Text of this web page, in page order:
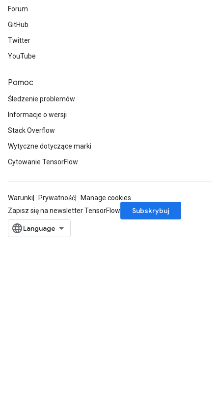
Forum
GitHub
Twitter
YouTube
Pomoc
Śledzenie problemów
Informacje o wersji
Stack Overflow
Wytyczne dotyczące marki
Cytowanie TensorFlow
Warunki Prywatność
Manage cookies
Zapisz się na newsletter TensorFlow
Subskrybuj